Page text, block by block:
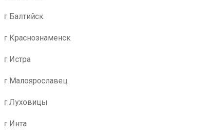
г Балтийск
г Краснознаменск
г Истра
г Малоярославец
г Луховицы
г Инта